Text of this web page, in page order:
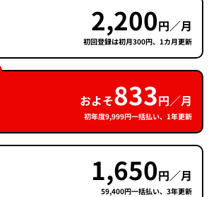
2,200円／月
初回登録は初月300円、1カ月更新
およそ833円／月
初年度9,999円一括払い、1年更新
1,650円／月
59,400円一括払い、3年更新